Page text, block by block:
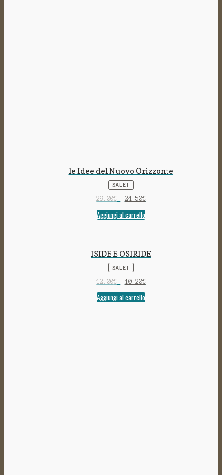
le Idee del Nuovo Orizzonte
SALE!
29.00€ 24.50€
Aggiungi al carrello
ISIDE E OSIRIDE
SALE!
12.00€ 10.20€
Aggiungi al carrello